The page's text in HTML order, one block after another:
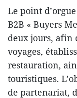
Le point
B2B « Buyers
deux jours, afin
voyages,
restauration,
touristiques.
de partenariat,